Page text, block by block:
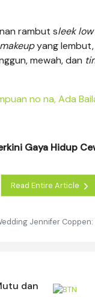
rambut sleeklow
makeupyang lembut,
mewah, dan
no na, Ada
Gaya Hidup
Read Entire Article
Jennifer
dan